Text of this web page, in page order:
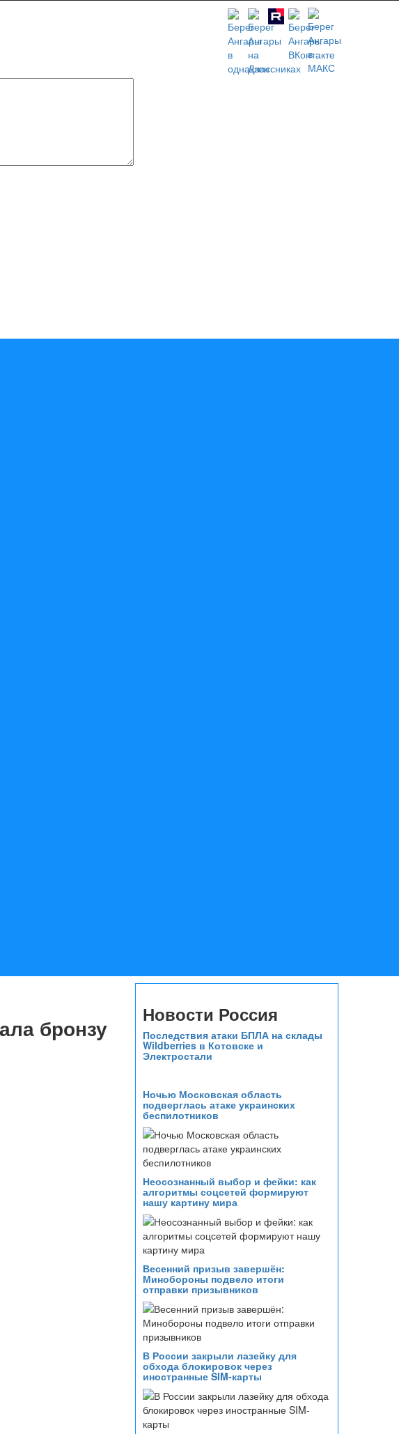
бронзу Новости Россия
Последствия атаки БПЛА на склады
Wildberries в Котовске и
Электростали
Ночью Московская область
подверглась атаке украинских
беспилотников
Неосознанный выбор и фейки: как
алгоритмы соцсетей формируют
нашу картину мира
Весенний призыв завершён:
Минобороны подвело итоги
отправки призывников
В России закрыли лазейку для
обхода блокировок через
иностранные SIM-карты